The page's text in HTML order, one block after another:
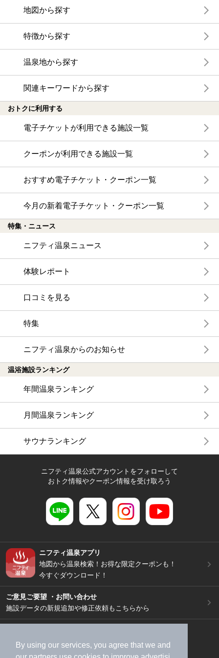
By using our services, you agree that we and
地図から探す
特徴から探す
温泉地から探す
関連キーワードから探す
おトクに利用する
電子チケットが利用できる施設一覧
クーポンが利用できる施設一覧
おすすめ電子チケット・クーポン一覧
今月の新着電子チケット・クーポン一覧
特集・ニュース
ニフティ温泉ニュース
体験レポート
口コミを見る
特集
ニフティ温泉からのお知らせ
温浴施設ランキング
年間温泉ランキング
月間温泉ランキング
サウナランキング
ニフティ温泉公式アカウントをフォローして
おトク情報やクーポン情報を受け取ろう
ニフティ温泉アプリ
地図から温泉検索！お得な限定クーポンも！
今すぐダウンロード！
ご意見ご要望 ・お問い合わせ
施設データの新規追加や修正依頼もこちらから
加盟店募集（資料請求）
広告出稿のご案内